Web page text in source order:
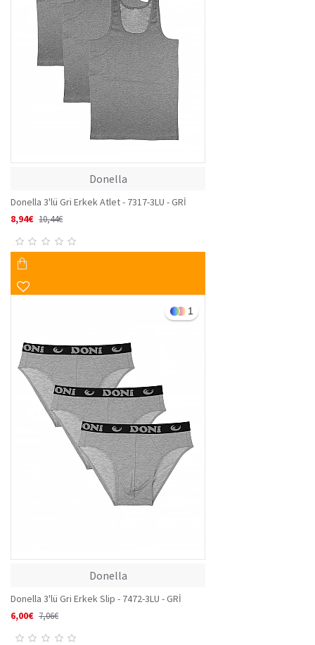
Donella
Donella 3'lü Gri Erkek Atlet - 7317-3LU - GRİ
8,94€ 10,44€
1
Donella
Donella 3'lü Gri Erkek Slip - 7472-3LU - GRİ
6,00€ 7,06€